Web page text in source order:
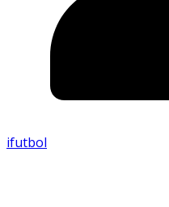
ifutbol